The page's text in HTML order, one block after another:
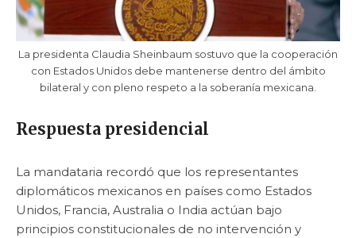
La presidenta Claudia Sheinbaum sostuvo que la cooperación
con Estados Unidos debe mantenerse dentro del ámbito
bilateral y con pleno respeto a la soberanía mexicana.
Respuesta presidencial
La mandataria recordó que los representantes
diplomáticos mexicanos en países como Estados
Unidos, Francia, Australia o India actúan bajo
principios constitucionales de no intervención y